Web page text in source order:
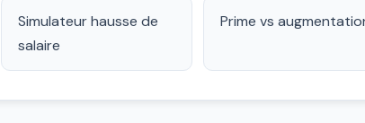
Simulateur hausse de
salaire
Prime vs